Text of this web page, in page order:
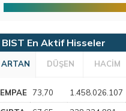
BIST En Aktif Hisseler
ARTAN DÜŞEN HACİM
EMPAE 73,70 1.458.026.107